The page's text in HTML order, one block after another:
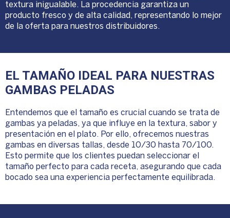
textura inigualable. La procedencia garantiza un
producto fresco y de alta calidad, representando lo mejor
de la oferta para nuestros distribuidores.
EL TAMAÑO IDEAL PARA NUESTRAS
GAMBAS PELADAS
Entendemos que el tamaño es crucial cuando se trata de
gambas ya peladas, ya que influye en la textura, sabor y
presentación en el plato. Por ello, ofrecemos nuestras
gambas en diversas tallas, desde 10/30 hasta 70/100.
Esto permite que los clientes puedan seleccionar el
tamaño perfecto para cada receta, asegurando que cada
bocado sea una experiencia perfectamente equilibrada.